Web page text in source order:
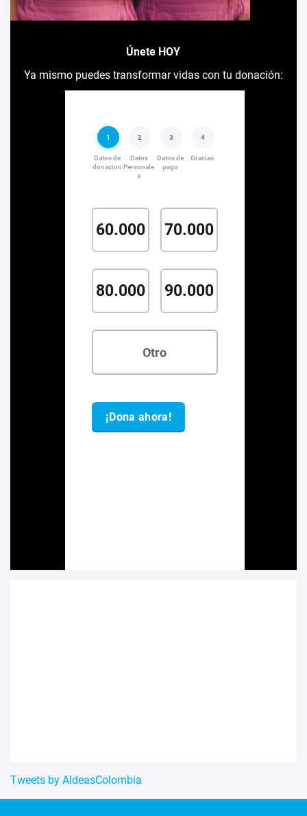
Únete HOY
Ya mismo puedes transformar vidas con tu donación:
Tweets by AldeasColombia